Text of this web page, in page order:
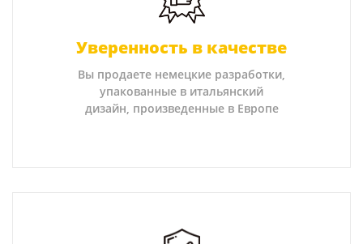
Уверенность в качестве
Вы продаете немецкие разработки,
упакованные в итальянский
дизайн, произведенные в Европе